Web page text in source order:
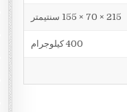
215 × 70 × 155 سنتيمتر
400 كيلوجرام